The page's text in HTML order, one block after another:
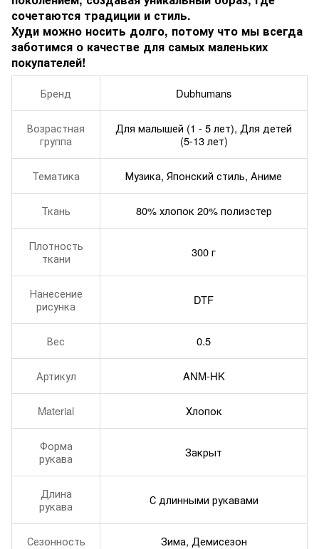
сочетаются традиции и стиль.
Худи можно носить долго, потому что мы всегда
заботимся о качестве для самых маленьких
покупателей!
Бренд Dubhumans
Возрастная
группа
Для малышей (1 - 5 лет), Для детей
(5-13 лет)
Тематика Музика, Японский стиль, Аниме
Ткань 80% хлопок 20% полиэстер
Плотность
ткани
300 г
Нанесение
рисунка
DTF
Вес 0.5
Артикул ANM-HK
Material Хлопок
Форма
рукава
Закрыт
Длина
рукава
С длинными рукавами
Сезонность Зима, Демисезон